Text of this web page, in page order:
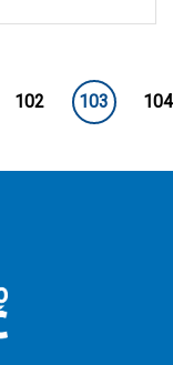
102 103 104